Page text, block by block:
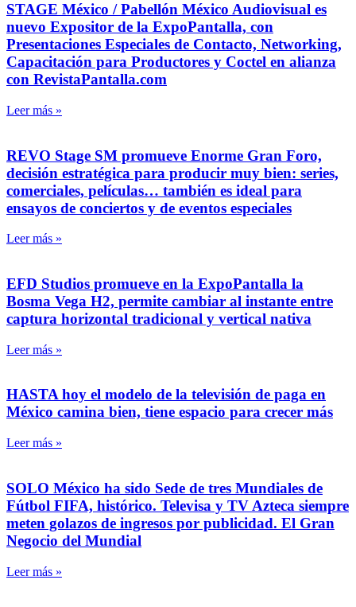
STAGE México / Pabellón México Audiovisual es
nuevo Expositor de la ExpoPantalla, con
Presentaciones Especiales de Contacto, Networking,
Capacitación para Productores y Coctel en alianza
con RevistaPantalla.com
Leer más »
REVO Stage SM promueve Enorme Gran Foro,
decisión estratégica para producir muy bien: series,
comerciales, películas… también es ideal para
ensayos de conciertos y de eventos especiales
Leer más »
EFD Studios promueve en la ExpoPantalla la
Bosma Vega H2, permite cambiar al instante entre
captura horizontal tradicional y vertical nativa
Leer más »
HASTA hoy el modelo de la televisión de paga en
México camina bien, tiene espacio para crecer más
Leer más »
SOLO México ha sido Sede de tres Mundiales de
Fútbol FIFA, histórico. Televisa y TV Azteca siempre
meten golazos de ingresos por publicidad. El Gran
Negocio del Mundial
Leer más »